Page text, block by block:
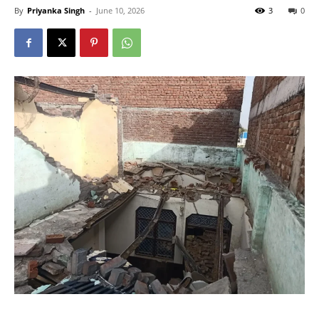
By Priyanka Singh - June 10, 2026 0
3